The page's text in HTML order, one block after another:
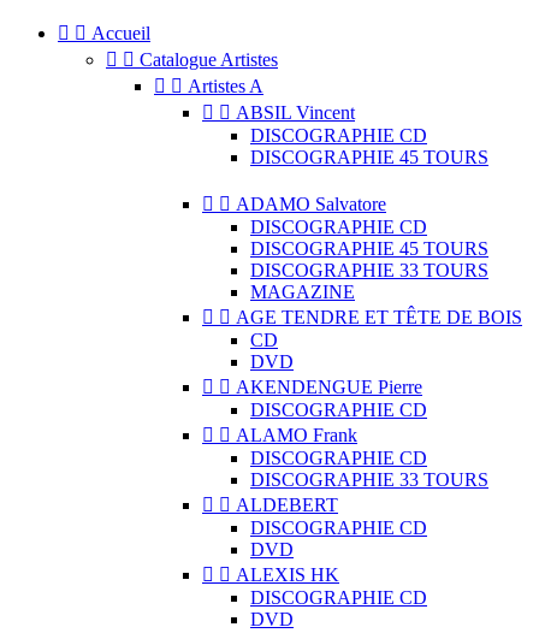
  Accueil
  Catalogue Artistes
  Artistes A
  ABSIL Vincent
DISCOGRAPHIE CD
DISCOGRAPHIE 45 TOURS
  ADAMO Salvatore
DISCOGRAPHIE CD
DISCOGRAPHIE 45 TOURS
DISCOGRAPHIE 33 TOURS
MAGAZINE
  AGE TENDRE ET TÊTE DE BOIS
CD
DVD
  AKENDENGUE Pierre
DISCOGRAPHIE CD
  ALAMO Frank
DISCOGRAPHIE CD
DISCOGRAPHIE 33 TOURS
  ALDEBERT
DISCOGRAPHIE CD
DVD
  ALEXIS HK
DISCOGRAPHIE CD
DVD